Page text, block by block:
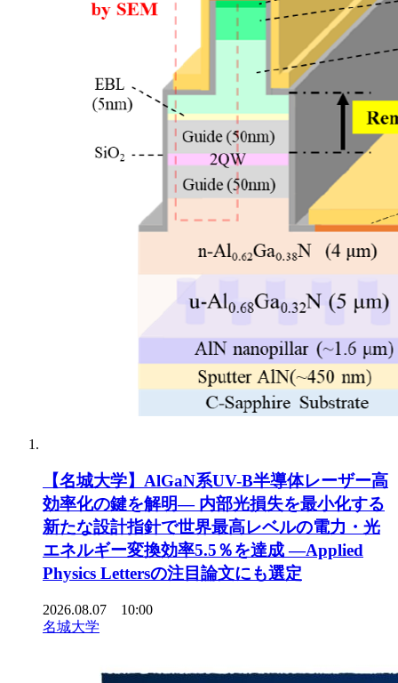
【名城大学】AlGaN系UV-B半導体レーザー高
効率化の鍵を解明― 内部光損失を最小化する
新たな設計指針で世界最高レベルの電力・光
エネルギー変換効率5.5％を達成 ―Applied
Physics Lettersの注目論文にも選定
2026.08.07 10:00
名城大学